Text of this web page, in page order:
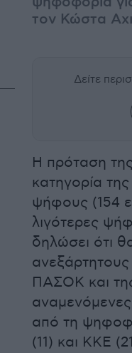
τον Κώστα
Δείτε
Η πρόταση
κατηγορία
ψήφους (154
λιγότερες
δηλώσει ότι
ΠΑΣΟΚ και
από τη
(11) και ΚΚΕ